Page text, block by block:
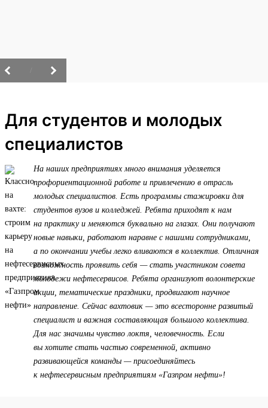
Для студентов и молодых
специалистов
На наших предприятиях много внимания уделяется
профориентационной работе и привлечению в отрасль
молодых специалистов. Есть программы стажировки для
студентов вузов и колледжей. Ребята приходят к нам
на практику и меняются буквально на глазах. Они получают
новые навыки, работают наравне с нашими сотрудниками,
а по окончании учебы легко вливаются в коллектив. Отличная
возможность проявить себя — стать участником совета
молодежи нефтесервисов. Ребята организуют волонтерские
акции, тематические праздники, продвигают научное
направление. Сейчас вахтовик — это всесторонне развитый
специалист и важная составляющая большого коллектива.
Для нас значимы чувство локтя, человечность. Если
вы хотите стать частью современной, активно
развивающейся команды — присоединяйтесь
к нефтесервисным предприятиям «Газпром нефти»!